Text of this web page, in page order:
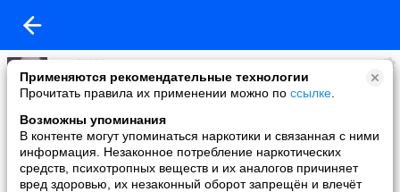
Применяются рекомендательные технологии
Прочитать правила их применении можно по ссылке
Возможны упоминания
В контенте могут упоминаться наркотики и связанная с ними
информация. Незаконное потребление наркотических
средств, психотропных веществ и их аналогов причиняет
вред здоровью, их незаконный оборот запрещён и влечёт
natali ***
added a photo
21 Apr в 14:32